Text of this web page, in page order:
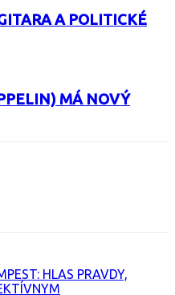
A POLITICKÉ
MÁ NOVÝ
HLAS PRAVDY,